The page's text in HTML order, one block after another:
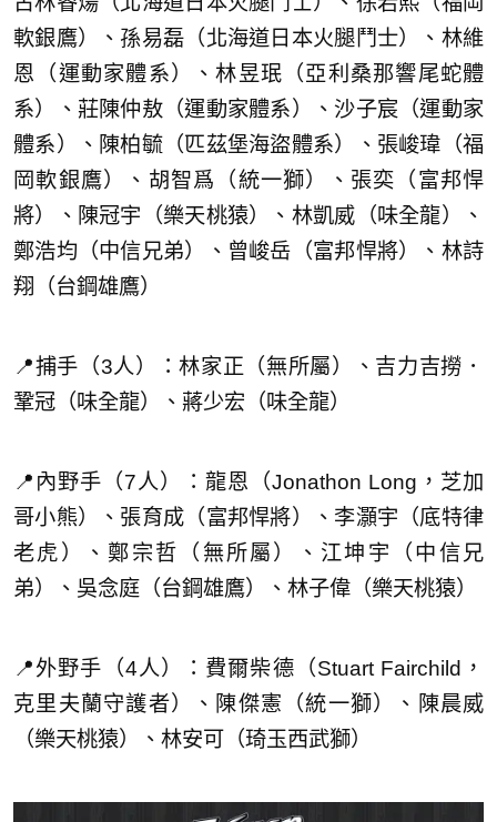
軟銀鷹）、孫易磊（北海道日本火腿鬥士）、林維
恩（運動家體系）、林昱珉（亞利桑那響尾蛇體
系）、莊陳仲敖（運動家體系）、沙子宸（運動家
體系）、陳柏毓（匹茲堡海盜體系）、張峻瑋（福
岡軟銀鷹）、胡智爲（統一獅）、張奕（富邦悍
將）、陳冠宇（樂天桃猿）、林凱威（味全龍）、
鄭浩均（中信兄弟）、曾峻岳（富邦悍將）、林詩
翔（台鋼雄鷹）
📍捕手（3人）：林家正（無所屬）、吉力吉撈．
鞏冠（味全龍）、蔣少宏（味全龍）
📍內野手（7人）：龍恩（Jonathon Long，芝加
哥小熊）、張育成（富邦悍將）、李灝宇（底特律
老虎）、鄭宗哲（無所屬）、江坤宇（中信兄
弟）、吳念庭（台鋼雄鷹）、林子偉（樂天桃猿）
📍外野手（4人）：費爾柴德（Stuart Fairchild，
克里夫蘭守護者）、陳傑憲（統一獅）、陳晨威
（樂天桃猿）、林安可（琦玉西武獅）